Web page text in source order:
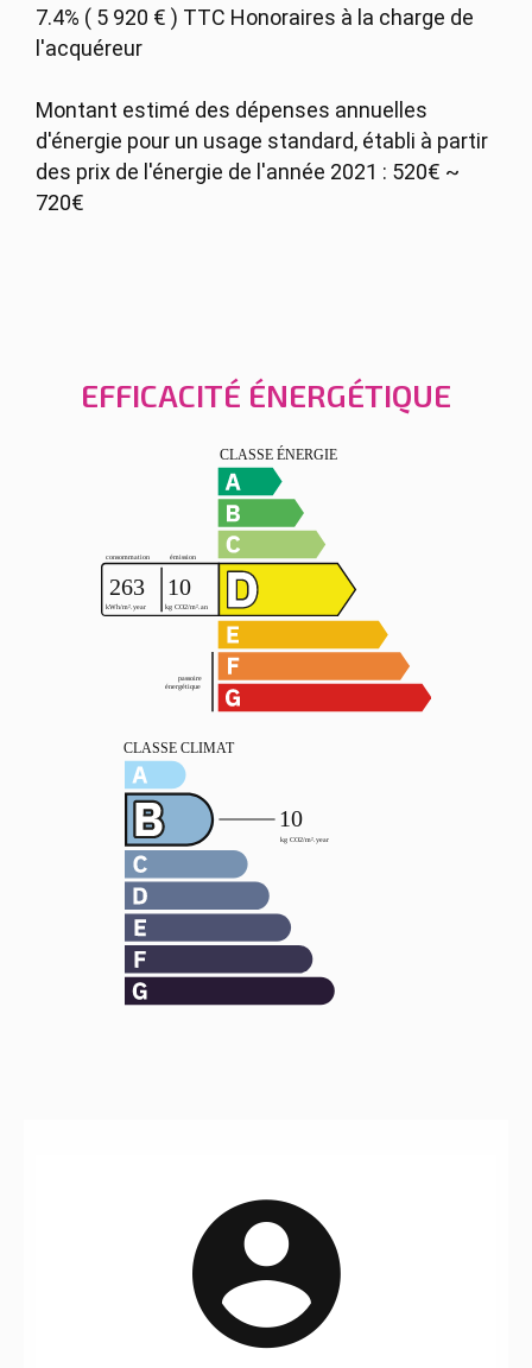
7.4% ( 5 920 € ) TTC Honoraires à la charge de
l'acquéreur
Montant estimé des dépenses annuelles
d'énergie pour un usage standard, établi à partir
des prix de l'énergie de l'année 2021 : 520€ ~
720€
EFFICACITÉ ÉNERGÉTIQUE